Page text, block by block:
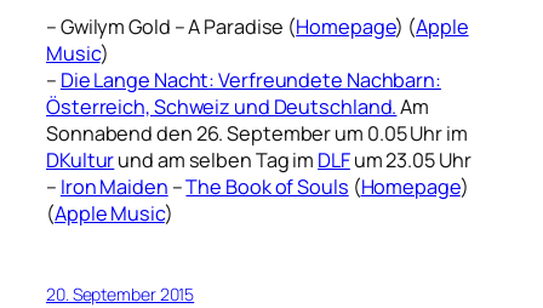
– Gwilym Gold – A Paradise (Homepage) (Apple
Music)
– Die Lange Nacht: Verfreundete Nachbarn:
Österreich, Schweiz und Deutschland.Am
Sonnabend den 26. September um 0.05 Uhr im
DKulturund am selben Tag im DLFum 23.05 Uhr
– Iron Maiden –The Book of Souls (Homepage)
(Apple Music)
20. September 2015